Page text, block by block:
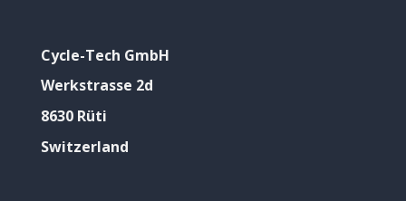
Cycle-Tech GmbH
Werkstrasse 2d
8630 Rüti
Switzerland